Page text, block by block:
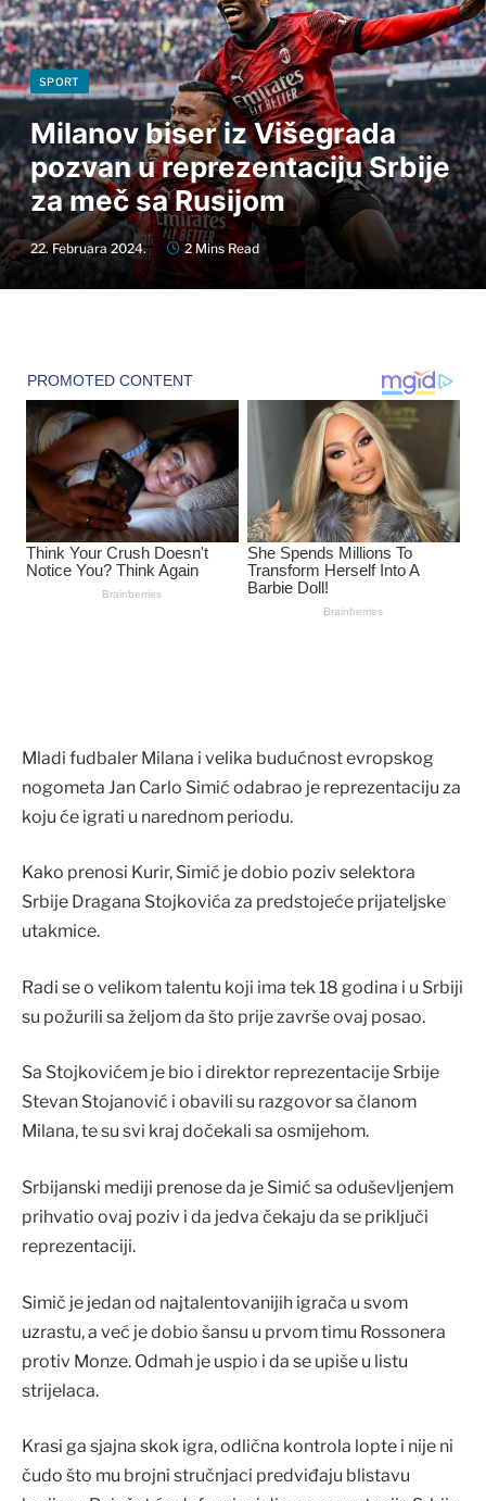
SPORT
Milanov biser iz Višegrada
pozvan u reprezentaciju Srbije
za meč sa Rusijom
22. Februara 2024. 2 Mins Read
Mladi fudbaler Milana i velika budućnost evropskog
nogometa Jan Carlo Simić odabrao je reprezentaciju za
koju će igrati u narednom periodu.
Kako prenosi Kurir, Simić je dobio poziv selektora
Srbije Dragana Stojkovića za predstojeće prijateljske
utakmice.
Radi se o velikom talentu koji ima tek 18 godina i u Srbiji
su požurili sa željom da što prije završe ovaj posao.
Sa Stojkovićem je bio i direktor reprezentacije Srbije
Stevan Stojanović i obavili su razgovor sa članom
Milana, te su svi kraj dočekali sa osmijehom.
Srbijanski mediji prenose da je Simić sa oduševljenjem
prihvatio ovaj poziv i da jedva čekaju da se priključi
reprezentaciji.
Simič je jedan od najtalentovanijih igrača u svom
uzrastu, a već je dobio šansu u prvom timu Rossonera
protiv Monze. Odmah je uspio i da se upiše u listu
strijelaca.
Krasi ga sjajna skok igra, odlična kontrola lopte i nije ni
čudo što mu brojni stručnjaci predviđaju blistavu